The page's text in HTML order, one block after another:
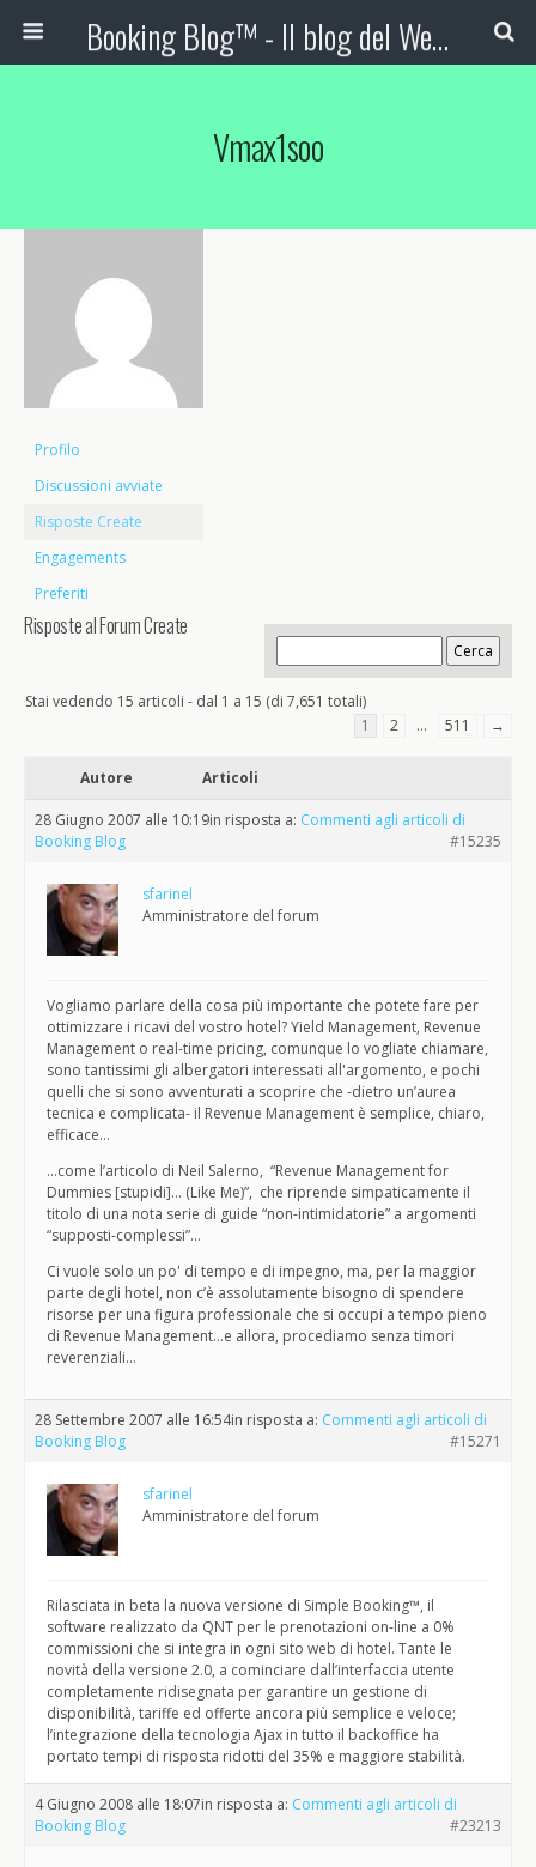
Booking Blog™ - Il blog del Web Marketing Turistico
Vmax1soo
Profilo
Discussioni avviate
Risposte Create
Engagements
Preferiti
Risposte al Forum Create
Stai vedendo 15 articoli - dal 1 a 15 (di 7,651 totali)
1
2 … 511 →
Autore Articoli
28 Giugno 2007 alle 10:19in risposta a: Commenti agli articoli di
Booking Blog
#15235
sfarinel
Amministratore del forum
Vogliamo parlare della cosa più importante che potete fare per
ottimizzare i ricavi del vostro hotel? Yield Management, Revenue
Management o real-time pricing, comunque lo vogliate chiamare,
sono tantissimi gli albergatori interessati all'argomento, e pochi
quelli che si sono avventurati a scoprire che -dietro un’aurea
tecnica e complicata- il Revenue Management è semplice, chiaro,
efficace…
…come l’articolo di Neil Salerno, “Revenue Management for
Dummies [stupidi]… (Like Me)”, che riprende simpaticamente il
titolo di una nota serie di guide “non-intimidatorie” a argomenti
“supposti-complessi”…
Ci vuole solo un po' di tempo e di impegno, ma, per la maggior
parte degli hotel, non c’è assolutamente bisogno di spendere
risorse per una figura professionale che si occupi a tempo pieno
di Revenue Management…e allora, procediamo senza timori
reverenziali…
28 Settembre 2007 alle 16:54in risposta a: Commenti agli articoli di
Booking Blog
#15271
sfarinel
Amministratore del forum
Rilasciata in beta la nuova versione di Simple Booking™, il
software realizzato da QNT per le prenotazioni on-line a 0%
commissioni che si integra in ogni sito web di hotel. Tante le
novità della versione 2.0, a cominciare dall’interfaccia utente
completamente ridisegnata per garantire un gestione di
disponibilità, tariffe ed offerte ancora più semplice e veloce;
l’integrazione della tecnologia Ajax in tutto il backoffice ha
portato tempi di risposta ridotti del 35% e maggiore stabilità.
4 Giugno 2008 alle 18:07in risposta a: Commenti agli articoli di
Booking Blog
#23213